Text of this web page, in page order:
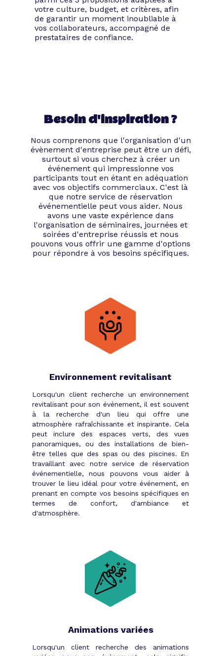
votre culture, budget, et critères, afin
de garantir un moment inoubliable à
vos collaborateurs, accompagné de
prestataires de confiance.
Besoin d'inspiration ?
Nous comprenons que l'organisation d'un
évènement d'entreprise peut être un défi,
surtout si vous cherchez à créer un
événement qui impressionne vos
participants tout en étant en adéquation
avec vos objectifs commerciaux. C'est là
que notre service de réservation
événementielle peut vous aider. Nous
avons une vaste expérience dans
l'organisation de séminaires, journées et
soirées d'entreprise réussis et nous
pouvons vous offrir une gamme d'options
pour répondre à vos besoins spécifiques.
Environnement revitalisant
Lorsqu'un client recherche un environnement
revitalisant pour son événement, il est souvent
à la recherche d'un lieu qui offre une
atmosphère rafraîchissante et inspirante. Cela
peut inclure des espaces verts, des vues
panoramiques, ou des installations de bien-
être telles que des spas ou des piscines. En
travaillant avec notre service de réservation
événementielle, nous pouvons vous aider à
trouver le lieu idéal pour votre événement, en
prenant en compte vos besoins spécifiques en
termes de confort, d'ambiance et
d'atmosphère.
Animations variées
Lorsqu'un client recherche des animations